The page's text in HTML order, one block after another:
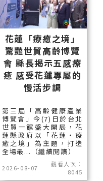
花蓮「療癒之境」
驚豔世貿高齡博覽
會 縣長揭示五感療
癒 感受花蓮專屬的
慢活步調
第三屆「高齡健康產業
博覽會」今(7)日於台北
世貿一館盛大開展，花
蓮縣政府以「花蓮‧療
癒之境」為主題，打造
全場最...（繼續閱讀）
2026-08-07
觀看人次：
8045